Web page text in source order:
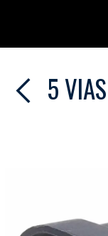
5 VIAS